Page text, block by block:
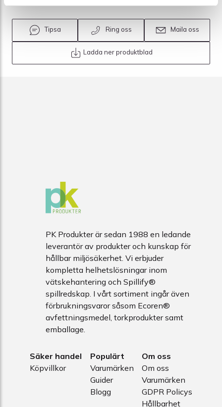
Tipsa Ring oss Maila oss
Ladda ner produktblad
PK Produkter är sedan 1988 en ledande
leverantör av produkter och kunskap för
hållbar miljösäkerhet. Vi erbjuder
kompletta helhetslösningar inom
vätskehantering och Spillify®
spillredskap. I vårt sortiment ingår även
förbrukningsvaror såsom Ecoren®
avfettningsmedel, torkprodukter samt
emballage.
Säker handel
Köpvillkor
Populärt
Varumärken
Guider
Blogg
Om oss
Om oss
Varumärken
GDPR Policys
Hållbarhet